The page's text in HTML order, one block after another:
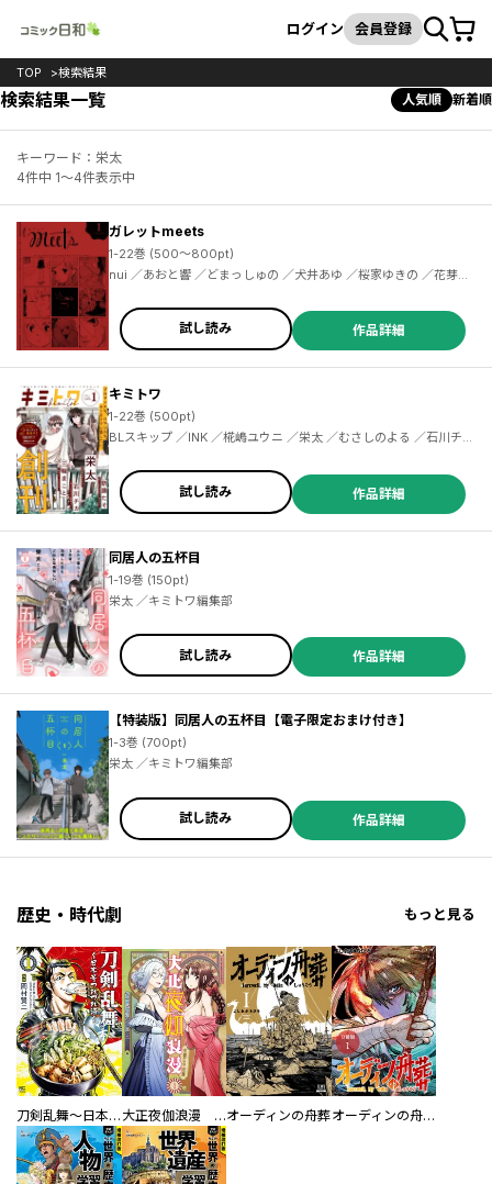
検索
ログイン 会員登録カート
TOP 検索結果
検索結果一覧 人気順 新着順
キーワード：栄太
4件中 1～4件表示中
ガレットmeets
1-22巻 (500～800pt)
nui ／あおと響 ／どまっしゅの ／犬井あゆ ／桜家ゆきの ／花芽宮るる ／ガレットワークス ／なつたろ ／宮田ワルツ ／ｍｏｒｉｎｏ ／桜田霊子 ／sui ／ネコハリコ22 ／百乃モト ／おおきたつぐみ ／みるこ ／小川ますみ ／みんたろう ／ナオダツボコ ／紫のあ ／玉置こさめ ／藍瀬青 ／ぐすく ／三浦コズミ ／あゆ ／ふみ ／紫乃 ／まぴる ／はちこ ／みほ ／ぷくた菜々 ／くも子 ／みゅさ ／シギ乃 ／竹宮ジン ／maru ／深水チロリ ／ゆ ／やまもとまも ／りおん
試し読み 作品詳細
キミトワ
1-22巻 (500pt)
BLスキップ ／INK ／椛嶋ユウニ ／栄太 ／むさしのよる ／石川チカ
／新藤たそ ／三輪まこと ／キミトワ編集部 ／清水はろ ／伊藤良 ／
黒埼 ／磯野フナ ／吉川景都 ／縞島おせろう ／ひがしづむ ／多賀タ
イラ ／ミッチ ／日野雄飛 ／松本あやか ／あかはち ／東雲ユウ ／
試し読み 作品詳細
同居人の五杯目
1-19巻 (150pt)
栄太 ／キミトワ編集部
試し読み 作品詳細
【特装版】同居人の五杯目【電子限定おまけ付き】
1-3巻 (700pt)
栄太 ／キミトワ編集部
試し読み 作品詳細
歴史・時代劇 もっと見る
刀剣乱舞～日本号つれづれ酒～ 大正夜伽浪漫 －金曜日の花嫁—オーディンの舟葬 オーディンの舟葬 分冊版